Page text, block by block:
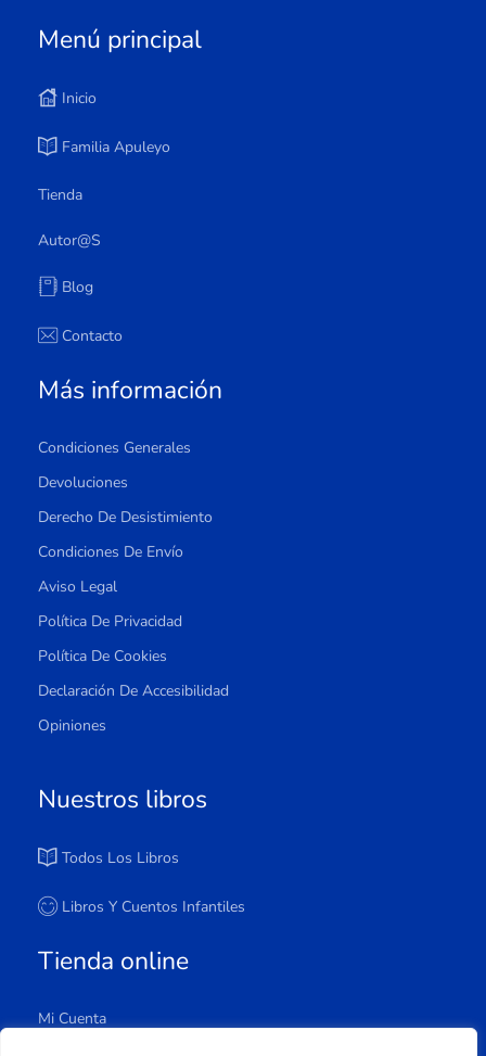
Menú principal
Inicio
Familia Apuleyo
Tienda
Autor@s
Blog
Contacto
Más información
Condiciones Generales
Devoluciones
Derecho De Desistimiento
Condiciones De Envío
Aviso Legal
Política De Privacidad
Política De Cookies
Declaración De Accesibilidad
Opiniones
Nuestros libros
Todos Los Libros
Libros Y Cuentos Infantiles
Tienda online
Mi Cuenta